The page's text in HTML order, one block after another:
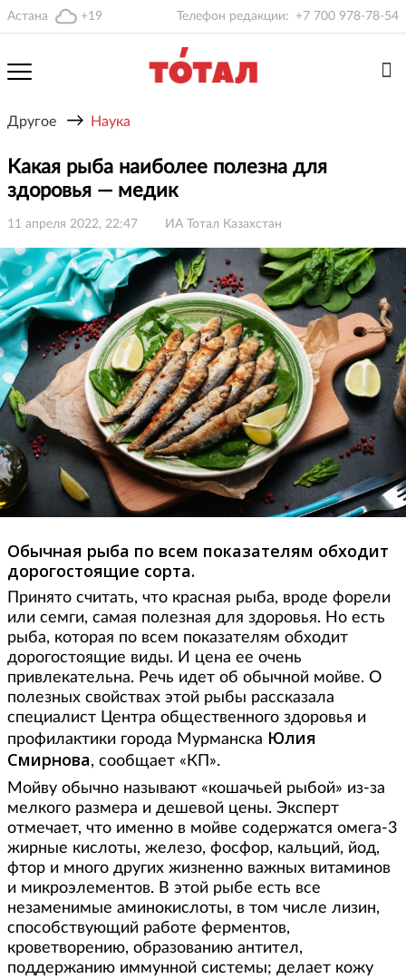
Астана +19 Телефон редакции: +7 700 978-78-54
Другое → Наука
Какая рыба наиболее полезна для
здоровья — медик
11 апреля 2022, 22:47 ИА Тотал Казахстан
Обычная рыба по всем показателям обходит
дорогостоящие сорта.
Принято считать, что красная рыба, вроде форели
или семги, самая полезная для здоровья. Но есть
рыба, которая по всем показателям обходит
дорогостоящие виды. И цена ее очень
привлекательна. Речь идет об обычной мойве. О
полезных свойствах этой рыбы рассказала
специалист Центра общественного здоровья и
профилактики города Мурманска Юлия
Смирнова, сообщает «КП».
Мойву обычно называют «кошачьей рыбой» из-за
мелкого размера и дешевой цены. Эксперт
отмечает, что именно в мойве содержатся омега-3
жирные кислоты, железо, фосфор, кальций, йод,
фтор и много других жизненно важных витаминов
и микроэлементов. В этой рыбе есть все
незаменимые аминокислоты, в том числе лизин,
способствующий работе ферментов,
кроветворению, образованию антител,
поддержанию иммунной системы; делает кожу